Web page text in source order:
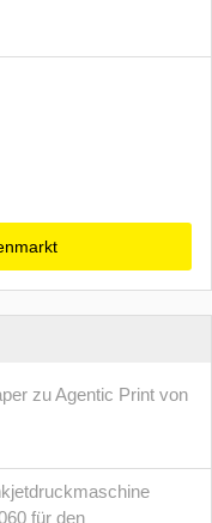
zu Agentic Print von
für den